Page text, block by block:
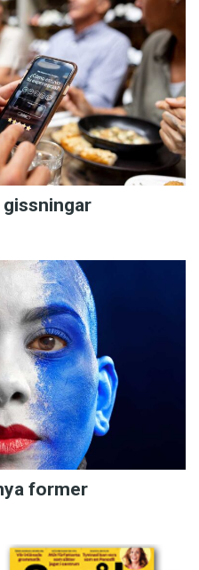
gissningar
former